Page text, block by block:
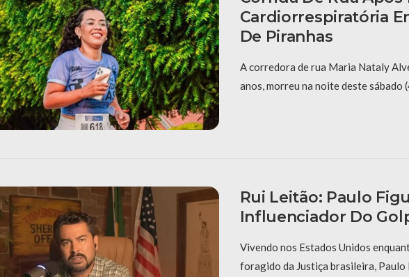
Cardiorrespiratória
De Piranhas
A corredora de rua Maria Nataly
anos, morreu na noite deste sábado
Rui Leitão: Paulo
Influenciador Do
Vivendo nos Estados Unidos
foragido da Justiça brasileira,